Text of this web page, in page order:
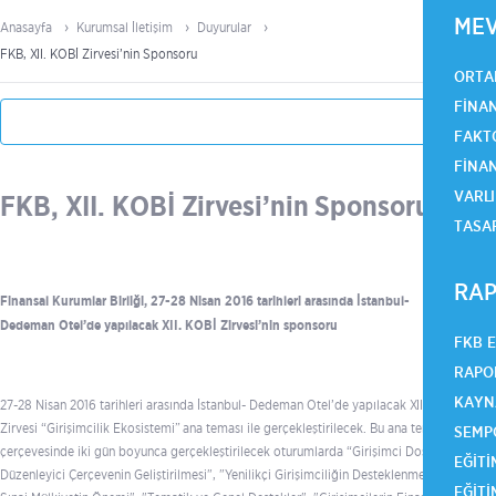
FKB
Anasayfa Kurumsal İletişim
Duyurular
FKB, XII. KOBİ Zirvesi’nin Sponsoru
FKB, XII. KOBİ Zirvesi’nin Sponsoru
Finansal Kurumlar Birliği, 27-28 Nisan 2016 tarihleri arasında İstanbul-
Dedeman Otel’de yapılacak XII. KOBİ Zirvesi’nin sponsoru
27-28 Nisan 2016 tarihleri arasında İstanbul- Dedeman Otel’de yapılacak XII. KOBİ
Zirvesi “Girişimcilik Ekosistemi” ana teması ile gerçekleştirilecek. Bu ana tema
çerçevesinde iki gün boyunca gerçekleştirilecek oturumlarda “Girişimci Dostu
Düzenleyici Çerçevenin Geliştirilmesi", "Yenilikçi Girişimciliğin Desteklenmesi ve